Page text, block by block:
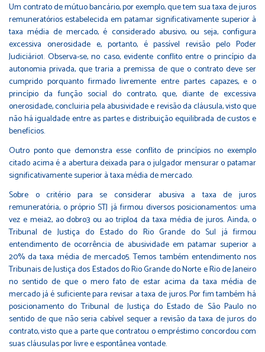
Um contrato de mútuo bancário, por exemplo, que tem sua taxa de juros
remuneratórios estabelecida em patamar significativamente superior à
taxa média de mercado, é considerado abusivo, ou seja, configura
excessiva onerosidade e, portanto, é passível revisão pelo Poder
Judiciário1. Observa-se, no caso, evidente conflito entre o princípio da
autonomia privada, que traria a premissa de que o contrato deve ser
cumprido porquanto firmado livremente entre partes capazes, e o
princípio da função social do contrato, que, diante de excessiva
onerosidade, concluiria pela abusividade e revisão da cláusula, visto que
não há igualdade entre as partes e distribuição equilibrada de custos e
benefícios.
Outro ponto que demonstra esse conflito de princípios no exemplo
citado acima é a abertura deixada para o julgador mensurar o patamar
significativamente superior à taxa média de mercado.
Sobre o critério para se considerar abusiva a taxa de juros
remuneratória, o próprio STJ já firmou diversos posicionamentos: uma
vez e meia2, ao dobro3 ou ao triplo4 da taxa média de juros. Ainda, o
Tribunal de Justiça do Estado do Rio Grande do Sul já firmou
entendimento de ocorrência de abusividade em patamar superior a
20% da taxa média de mercado5. Temos também entendimento nos
Tribunais de Justiça dos Estados do Rio Grande do Norte e Rio de Janeiro
no sentido de que o mero fato de estar acima da taxa média de
mercado já é suficiente para revisar a taxa de juros. Por fim também há
posicionamento do Tribunal de Justiça do Estado de São Paulo no
sentido de que não seria cabível sequer a revisão da taxa de juros do
contrato, visto que a parte que contratou o empréstimo concordou com
suas cláusulas por livre e espontânea vontade.